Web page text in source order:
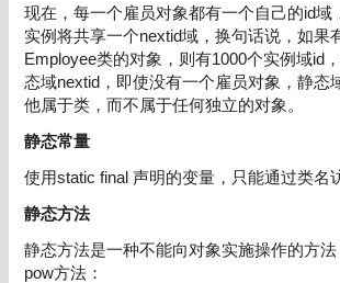
现在，每一个雇员对象都有一个自己的id域
实例将共享一个nextid域，换句话说，如果
Employee类的对象，则有1000个实例域id
态域nextid，即使没有一个雇员对象，静态
他属于类，而不属于任何独立的对象。
静态常量
使用static final 声明的变量，只能通过类名
静态方法
静态方法是一种不能向对象实施操作的方
pow方法：